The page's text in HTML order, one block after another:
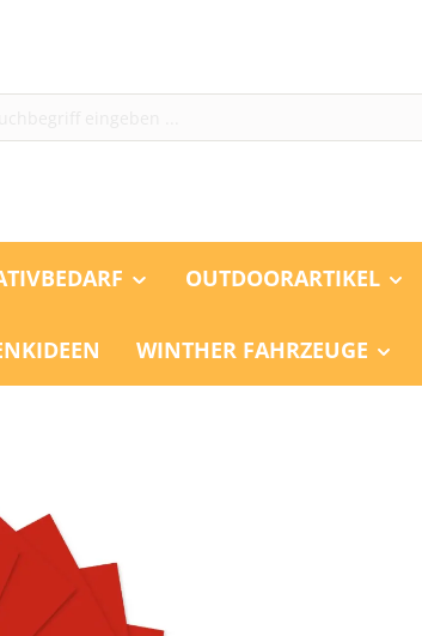
OUTDOORARTIKEL
WINTHER FAHRZEUGE